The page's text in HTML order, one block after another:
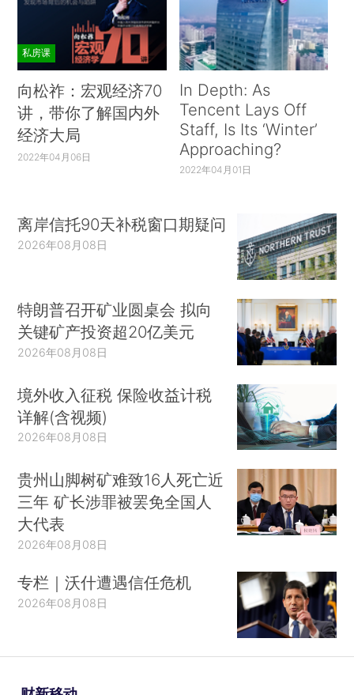
私房课
向松祚：宏观经济70
讲，带你了解国内外
经济大局
2022年04月06日
In Depth: As
Tencent Lays Off
Staff, Is Its ‘Winter’
Approaching?
2022年04月01日
离岸信托90天补税窗口期疑问
2026年08月08日
特朗普召开矿业圆桌会 拟向
关键矿产投资超20亿美元
2026年08月08日
境外收入征税 保险收益计税
详解(含视频)
2026年08月08日
贵州山脚树矿难致16人死亡近
三年 矿长涉罪被罢免全国人
大代表
2026年08月08日
专栏｜沃什遭遇信任危机
2026年08月08日